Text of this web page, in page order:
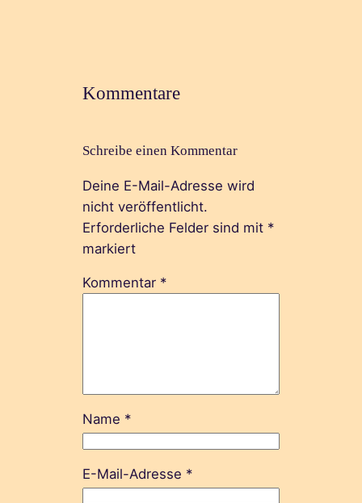
Kommentare
Schreibe einen Kommentar
Deine E-Mail-Adresse wird
nicht veröffentlicht.
Erforderliche Felder sind mit *
markiert
Kommentar *
Name *
E-Mail-Adresse *